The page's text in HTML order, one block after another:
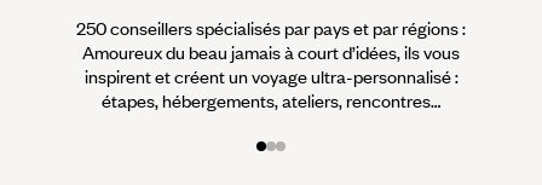
250 conseillers spécialisés par pays et par régions :
Amoureux du beau jamais à court d’idées, ils vous
inspirent et créent un voyage ultra-personnalisé :
étapes, hébergements, ateliers, rencontres…